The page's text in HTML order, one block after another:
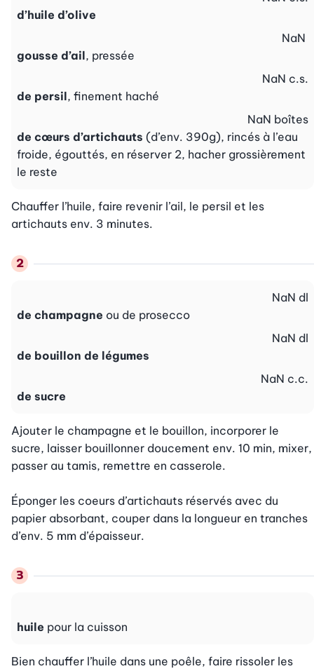
d’huile d’olive
gousse d’ail, pressée
NaN
de persil, finement haché
NaN c.s.
de cœurs d’artichauts (d’env. 390g), rincés à l’eau
froide, égouttés, en réserver 2, hacher grossièrement
le reste
NaN boîtes
Chauffer l’huile, faire revenir l’ail, le persil et les
artichauts env. 3 minutes.
de champagne ou de prosecco
NaN dl
de bouillon de légumes
NaN dl
de sucre
NaN c.c.
Ajouter le champagne et le bouillon, incorporer le
sucre, laisser bouillonner doucement env. 10 min, mixer,
passer au tamis, remettre en casserole.
Éponger les coeurs d’artichauts réservés avec du
papier absorbant, couper dans la longueur en tranches
d’env. 5 mm d’épaisseur.
huile pour la cuisson
Bien chauffer l’huile dans une poêle, faire rissoler les